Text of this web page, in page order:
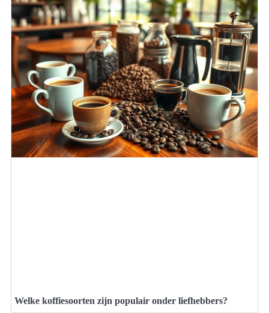
Welke koffiesoorten zijn populair onder liefhebbers?